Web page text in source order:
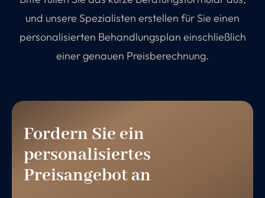
und unsere Spezialisten erstellen für Sie einen
personalisierten Behandlungsplan einschließlich
einer genauen Preisberechnung.
Fordern Sie ein
personalisiertes
Preisangebot an